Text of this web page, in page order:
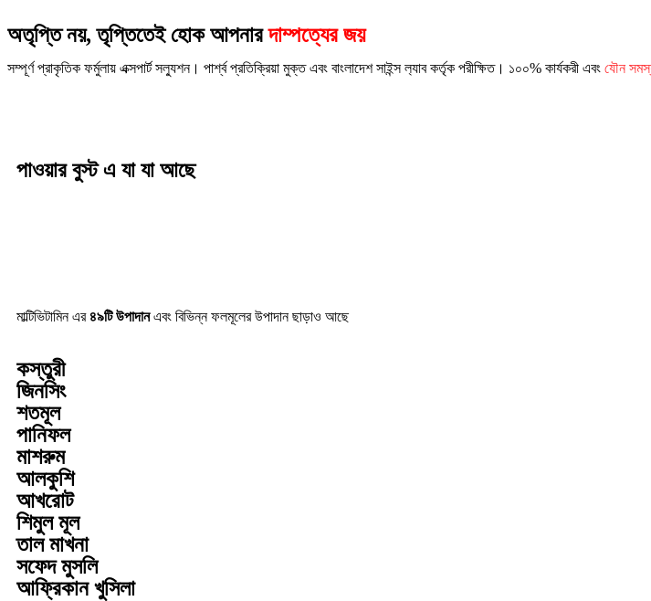
অতৃপ্তি নয়, তৃপ্তিতেই হোক আপনারদাম্পত্যের জয়
সম্পূর্ণ প্রাকৃতিক ফর্মুলায় এক্সপার্ট সল্যুশন। পার্শ্ব প্রতিক্রিয়া মুক্ত এবং বাংলাদেশ সাইন্স ল‍্যাব কর্তৃক পরীক্ষিত। ১০০% কার্যকরী এবং যৌন
পাওয়ার বুস্ট এ যা যা আছে
মাল্টিভিটামিন এর ৪৯টি উপাদানএবং বিভিন্ন ফলমূলের উপাদান ছাড়াও আছে
কস্তুরী
জিনসিং
শতমূল
পানিফল
মাশরুম
আলকুশি
আখরোট
শিমুল মূল
তাল মাখনা
সফেদ মুসলি
আফ্রিকান খুসিলা